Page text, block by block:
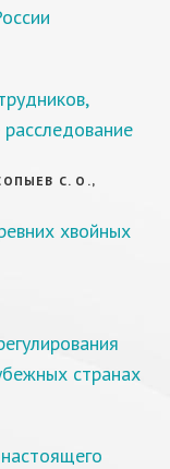
С. О.,
хвойных
странах